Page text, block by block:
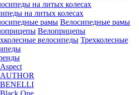
на литых колесах
Велосипедные рамы
Велоприцепы
Трехколесные
Aspect
AUTHOR
BENELLI
Black One